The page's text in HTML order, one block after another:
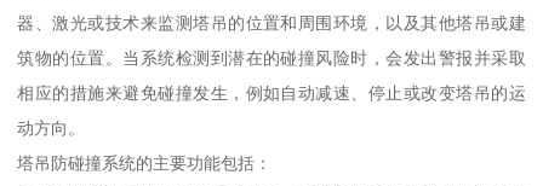
器、激光或技术来监测塔吊的位置和周围环境，以及其他塔吊或建
筑物的位置。当系统检测到潜在的碰撞风险时，会发出警报并采取
相应的措施来避免碰撞发生，例如自动减速、停止或改变塔吊的运
动方向。
塔吊防碰撞系统的主要功能包括：